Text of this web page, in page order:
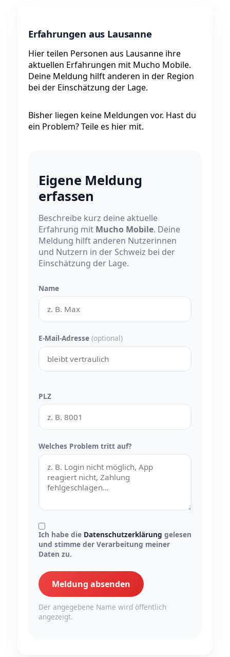
Erfahrungen aus Lausanne
Hier teilen Personen aus Lausanne ihre
aktuellen Erfahrungen mit Mucho Mobile.
Deine Meldung hilft anderen in der Region
bei der Einschätzung der Lage.
Bisher liegen keine Meldungen vor. Hast du
ein Problem? Teile es hier mit.
Eigene Meldung
erfassen
Beschreibe kurz deine aktuelle
Erfahrung mit Mucho Mobile. Deine
Meldung hilft anderen Nutzerinnen
und Nutzern in der Schweiz bei der
Einschätzung der Lage.
Name
E-Mail-Adresse (optional)
PLZ
Welches Problem tritt auf?
Ich habe die Datenschutzerklärung gelesen
und stimme der Verarbeitung meiner
Daten zu.
Meldung absenden
Der angegebene Name wird öffentlich
angezeigt.